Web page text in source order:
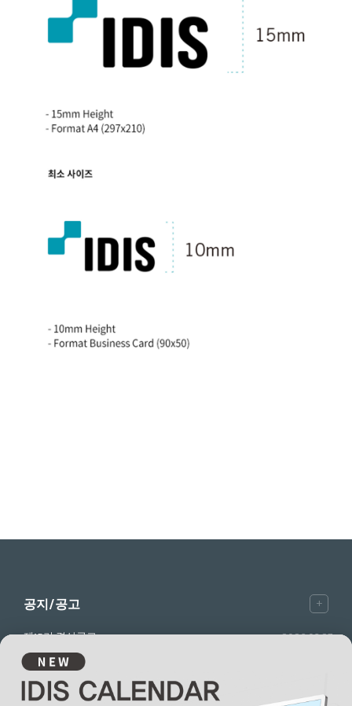
공지/공고 +
제15기 결산공고
2026.03.27
제15기 사업보고서
제15기 주총공고